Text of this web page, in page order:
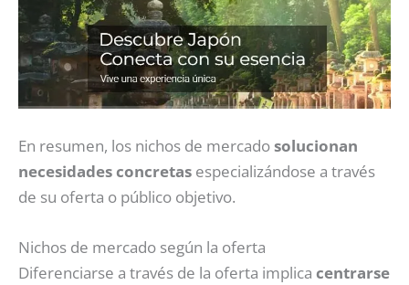
En resumen, los nichos de mercadosolucionan
necesidades concretas especializándose a través
de su oferta o público objetivo.
Nichos de mercado según la oferta
Diferenciarse a través de la oferta implica centrarse